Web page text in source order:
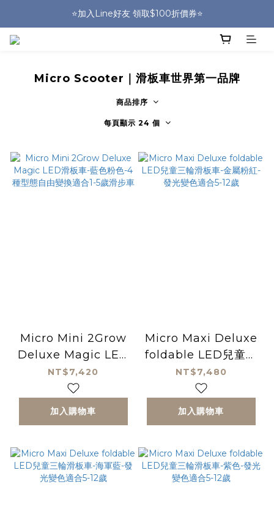
🎒HUGGER實體門市~實背才知道🎒
⭐️加入Line好友 領取$100折價券⭐️
Micro Scooter｜滑板車世界第一品牌
商品排序
每頁顯示 24 個
Micro Mini 2Grow
Deluxe Magic LED
滑板車-藍色粉色-4種
型態自由變換適合1-5
歲滑步車
NT$7,420
加入購物車
Micro Maxi Deluxe
foldable LED兒童三
輪滑板車-金屬粉紅-發
光變色適合5-12歲
NT$7,480
加入購物車